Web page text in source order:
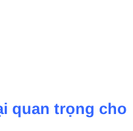
quan trọng cho